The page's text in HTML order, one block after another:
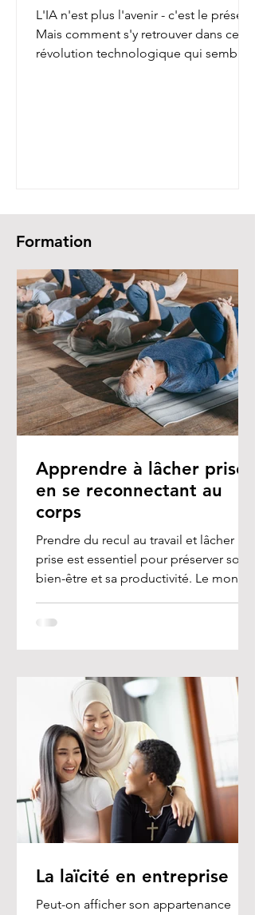
L'IA n'est plus l'avenir - c'est le présent.
Mais comment s'y retrouver dans cette
révolution technologique qui semble
Formation
Apprendre à lâcher prise
en se reconnectant au
corps
Prendre du recul au travail et lâcher
prise est essentiel pour préserver son
bien-être et sa productivité. Le monde
La laïcité en entreprise
Peut-on afficher son appartenance